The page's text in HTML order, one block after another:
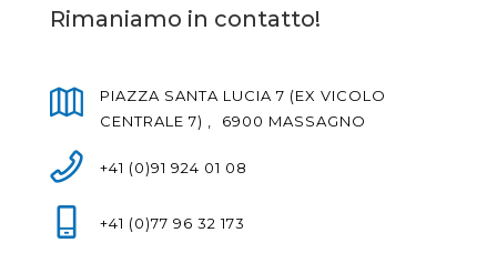
Rimaniamo in contatto!
PIAZZA SANTA LUCIA 7 (EX VICOLO
CENTRALE 7) , 6900 MASSAGNO
+41 (0)91 924 01 08
+41 (0)77 96 32 173